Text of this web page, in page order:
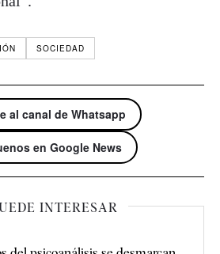
SOCIEDAD
al canal de Whatsapp
en Google News
INTERESAR